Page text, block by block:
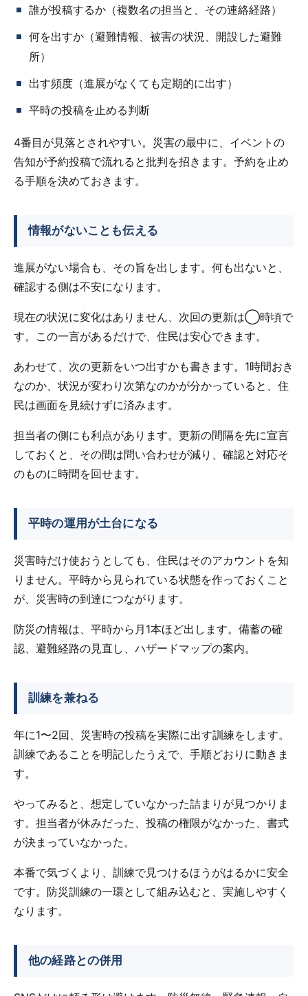
誰が投稿するか（複数名の担当と、その連絡経路）
何を出すか（避難情報、被害の状況、開設した避難
所）
出す頻度（進展がなくても定期的に出す）
平時の投稿を止める判断
4番目が見落とされやすい。災害の最中に、イベントの
告知が予約投稿で流れると批判を招きます。予約を止め
る手順を決めておきます。
情報がないことも伝える
進展がない場合も、その旨を出します。何も出ないと、
確認する側は不安になります。
現在の状況に変化はありません、次回の更新は◯時頃で
す。この一言があるだけで、住民は安心できます。
あわせて、次の更新をいつ出すかも書きます。1時間おき
なのか、状況が変わり次第なのかが分かっていると、住
民は画面を見続けずに済みます。
担当者の側にも利点があります。更新の間隔を先に宣言
しておくと、その間は問い合わせが減り、確認と対応そ
のものに時間を回せます。
平時の運用が土台になる
災害時だけ使おうとしても、住民はそのアカウントを知
りません。平時から見られている状態を作っておくこと
が、災害時の到達につながります。
防災の情報は、平時から月1本ほど出します。備蓄の確
認、避難経路の見直し、ハザードマップの案内。
訓練を兼ねる
年に1〜2回、災害時の投稿を実際に出す訓練をします。
訓練であることを明記したうえで、手順どおりに動きま
す。
やってみると、想定していなかった詰まりが見つかりま
す。担当者が休みだった、投稿の権限がなかった、書式
が決まっていなかった。
本番で気づくより、訓練で見つけるほうがはるかに安全
です。防災訓練の一環として組み込むと、実施しやすく
なります。
他の経路との併用